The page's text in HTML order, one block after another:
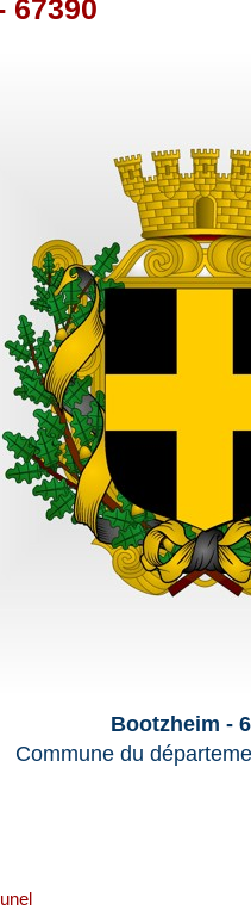
67390
Bootzheim -
Commune du